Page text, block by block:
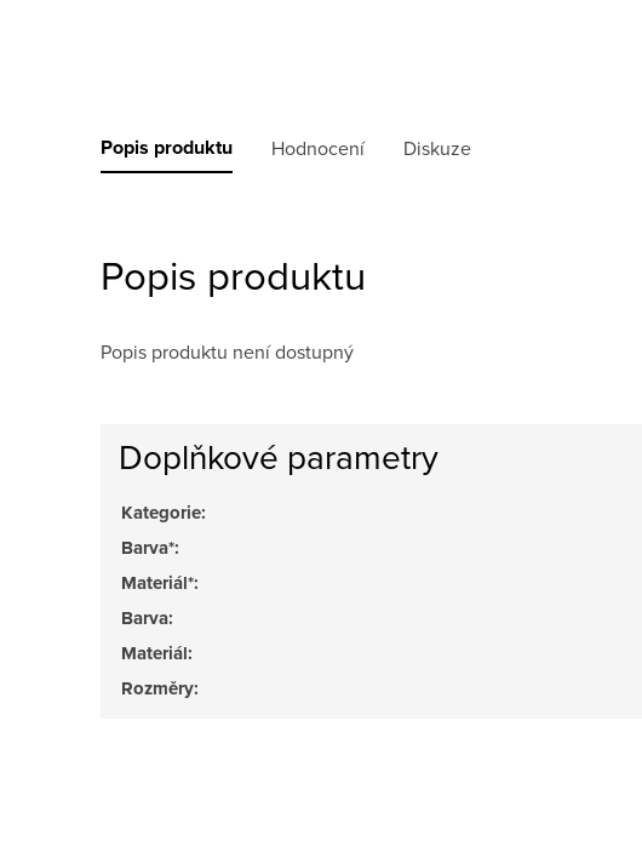
Popis produktu Hodnocení Diskuze
Popis produktu
Popis produktu není dostupný
Doplňkové parametry
Kategorie:
Barva*:
Materiál*:
Barva:
Materiál:
Rozměry: